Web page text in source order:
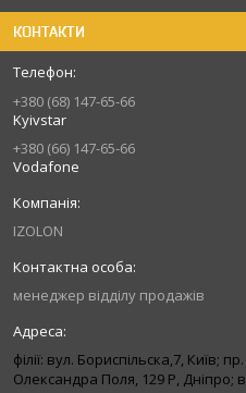
КОНТАКТИ
+380 (68) 147-65-66
Kyivstar
+380 (66) 147-65-66
Vodafone
IZOLON
менеджер відділу продажів
філії: вул. Бориcпільска,7, Київ; пр.
Олександра Поля, 129 Р, Дніпро;